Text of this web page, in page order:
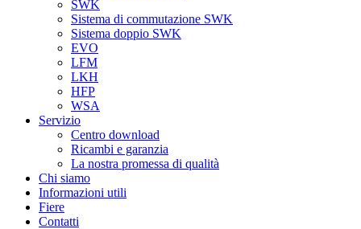
SWK
Sistema di commutazione SWK
Sistema doppio SWK
EVO
LFM
LKH
HFP
WSA
Servizio
Centro download
Ricambi e garanzia
La nostra promessa di qualità
Chi siamo
Informazioni utili
Fiere
Contatti